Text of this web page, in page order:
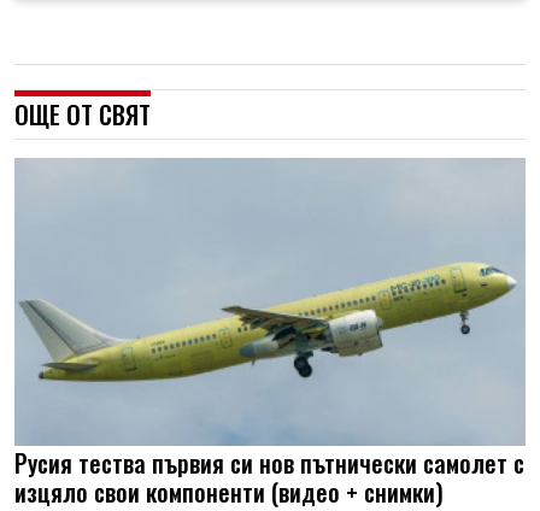
ОЩЕ ОТ СВЯТ
Русия тества първия си нов пътнически самолет с
изцяло свои компоненти (видео + снимки)